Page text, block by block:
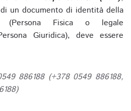
un documento di identità della
(Persona Fisica o legale
Giuridica), deve essere
886188 (+378 0549 886188,